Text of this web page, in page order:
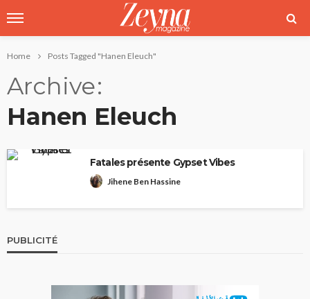
Home Posts Tagged "Hanen Eleuch"
Archive
Hanen Eleuch
Fatales présente Gypset Vibes
Jihene Ben Hassine
PUBLICITÉ